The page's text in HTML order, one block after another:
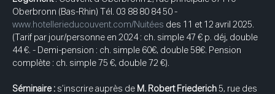
Oberbronn (Bas-Rhin) Tél. 03 88 80 84 50 -
www.hotellerieducouvent.com/Nuitées des 11 et 12 avril 2025.
(Tarif par jour/personne en 2024 : ch. simple 47 € p. déj, double
44 €. - Demi-pension : ch. simple 60€, double 58€. Pension
complète : ch. simple 75 €, double 72 €).
Séminaire : s’inscrire auprès de M. Robert Friederich 5, rue des